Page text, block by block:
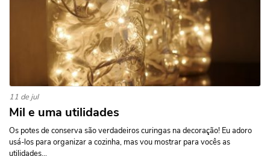
11 de jul
Mil e uma utilidades
Os potes de conserva são verdadeiros curingas na decoração! Eu adoro
usá-los para organizar a cozinha, mas vou mostrar para vocês as
utilidades...